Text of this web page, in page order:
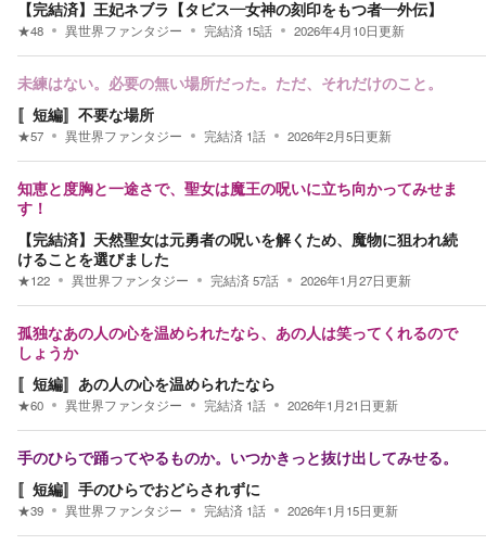
【完結済】王妃ネブラ【タビス—女神の刻印をもつ者—外伝】
★48 異世界ファンタジー 完結済 15話 2026年4月10日更新
未練はない。必要の無い場所だった。ただ、それだけのこと。
〚短編〛不要な場所
★57 異世界ファンタジー 完結済 1話 2026年2月5日更新
知恵と度胸と一途さで、聖女は魔王の呪いに立ち向かってみせま
す！
【完結済】天然聖女は元勇者の呪いを解くため、魔物に狙われ続
けることを選びました
★122 異世界ファンタジー 完結済57話 2026年1月27日更新
孤独なあの人の心を温められたなら、あの人は笑ってくれるので
しょうか
〚短編〛あの人の心を温められたなら
★60 異世界ファンタジー 完結済 1話 2026年1月21日更新
手のひらで踊ってやるものか。いつかきっと抜け出してみせる。
〚短編〛手のひらでおどらされずに
★39 異世界ファンタジー 完結済 1話 2026年1月15日更新